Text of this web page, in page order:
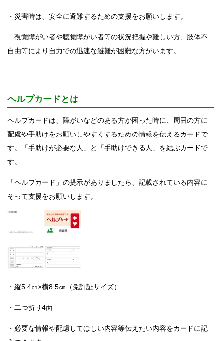
・災害時は、安全に避難するための支援をお願いします。
視覚障がい者や聴覚障がい者等の状況把握や難しい方、肢体不
自由等により自力での迅速な避難が困難な方がいます。
ヘルプカードとは
ヘルプカードは、障がいなどのある方が困った時に、周囲の方に
配慮や手助けをお願いしやすくするための情報を伝えるカードで
す。「手助けが必要な人」と「手助けできる人」を結ぶカードで
す。
「ヘルプカード」の提示がありましたら、記載されている内容に
そって支援をお願いします。
・縦5.4㎝×横8.5㎝（免許証サイズ）
・二つ折り4面
・必要な情報や配慮してほしい内容等伝えたい内容をカードに記